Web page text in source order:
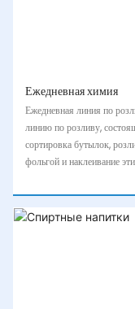
Ежедневная химия
Ежедневная линия по
линию по розливу,
сортировка бутылок,
фольгой и наклеивание